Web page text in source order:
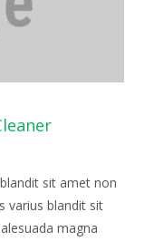
sit amet non
varius blandit sit
magna